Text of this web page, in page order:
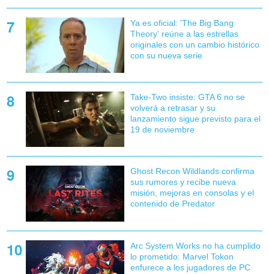
Ya es oficial: 'The Big Bang
Theory' reúne a las estrellas
originales con un cambio histórico
con su nueva serie
Take-Two insiste: GTA 6 no se
volverá a retrasar y su
lanzamiento sigue previsto para el
19 de noviembre
Ghost Recon Wildlands confirma
sus rumores y recibe nueva
misión, mejoras en consolas y el
contenido de Predator
Arc System Works no ha cumplido
lo prometido: Marvel Tokon
enfurece a los jugadores de PC